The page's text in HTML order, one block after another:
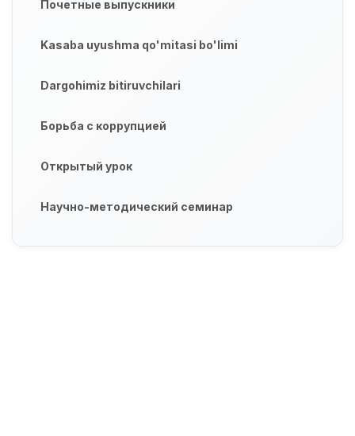
Почетные выпускники
Kasaba uyushma qo'mitasi bo'limi
Dargohimiz bitiruvchilari
Борьба с коррупцией
Открытый урок
Научно-методический семинар